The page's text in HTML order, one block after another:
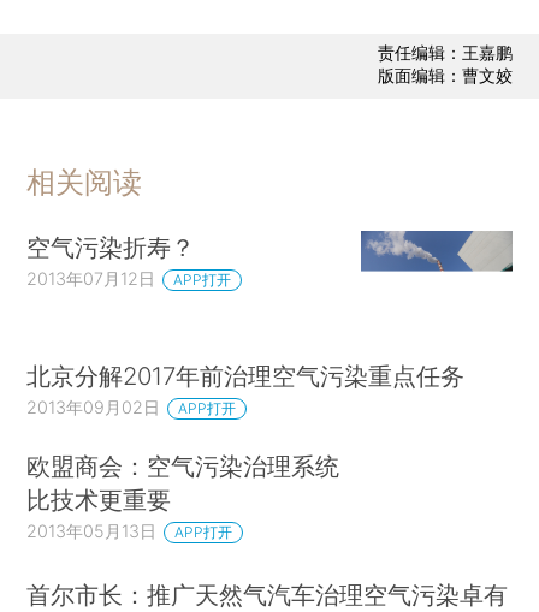
责任编辑：王嘉鹏
版面编辑：曹文姣
相关阅读
空气污染折寿？
2013年07月12日 APP打开
北京分解2017年前治理空气污染重点任务
2013年09月02日 APP打开
欧盟商会：空气污染治理系统
比技术更重要
2013年05月13日 APP打开
首尔市长：推广天然气汽车治理空气污染卓有